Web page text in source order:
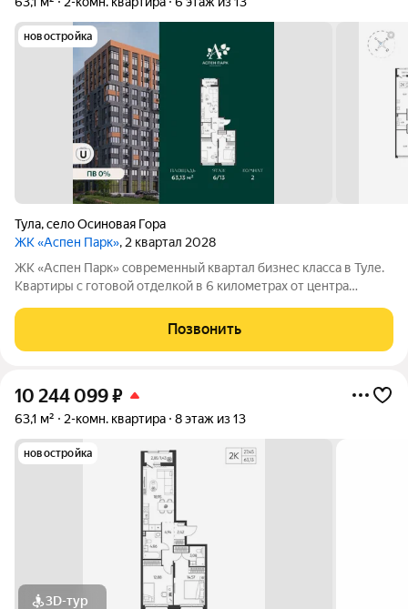
новостройка
Тула,село Осиновая Гора
ЖК «Аспен Парк», 2 квартал 2028
ЖК «Аспен Парк» современный квартал бизнес класса в Туле.
Квартиры с готовой отделкой в 6 километрах от центра
корпуса высотой от 9 до 13 этажей. Фасады домов воплощают
образ древесной коры.
Позвонить
10 244 099₽
63,1 м² 2-комн. квартира 8 этаж из 13
новостройка
3D-тур